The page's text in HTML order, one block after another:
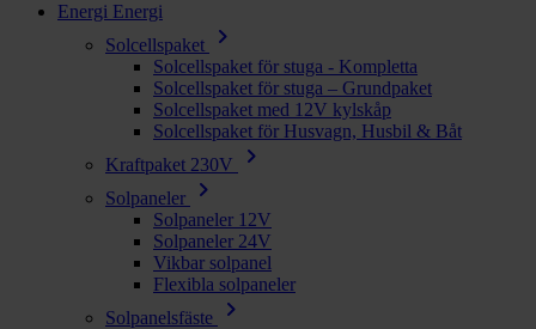
Energi Energi
Solcellspaket
chevron_right
Solcellspaket för stuga - Kompletta
Solcellspaket för stuga – Grundpaket
Solcellspaket med 12V kylskåp
Solcellspaket för Husvagn, Husbil & Båt
Kraftpaket 230V
chevron_right
Solpaneler chevron_right
Solpaneler 12V
Solpaneler 24V
Vikbar solpanel
Flexibla solpaneler
Solpanelsfäste
chevron_right